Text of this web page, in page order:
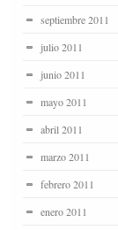
septiembre 2011
julio 2011
junio 2011
mayo 2011
abril 2011
marzo 2011
febrero 2011
enero 2011